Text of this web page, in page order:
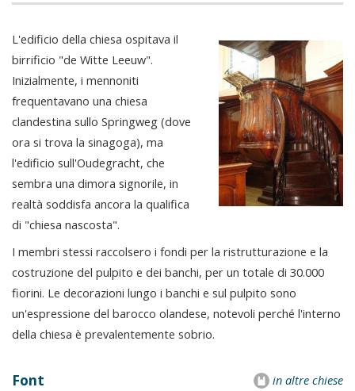
L'edificio della chiesa ospitava il
birrificio "de Witte Leeuw".
Inizialmente, i mennoniti
frequentavano una chiesa
clandestina sullo Springweg (dove
ora si trova la sinagoga), ma
l'edificio sull'Oudegracht, che
sembra una dimora signorile, in
realtà soddisfa ancora la qualifica
di "chiesa nascosta".
I membri stessi raccolsero i fondi per la ristrutturazione e la
costruzione del pulpito e dei banchi, per un totale di 30.000
fiorini. Le decorazioni lungo i banchi e sul pulpito sono
un'espressione del barocco olandese, notevoli perché l'interno
della chiesa è prevalentemente sobrio.
in altre chiese
Font